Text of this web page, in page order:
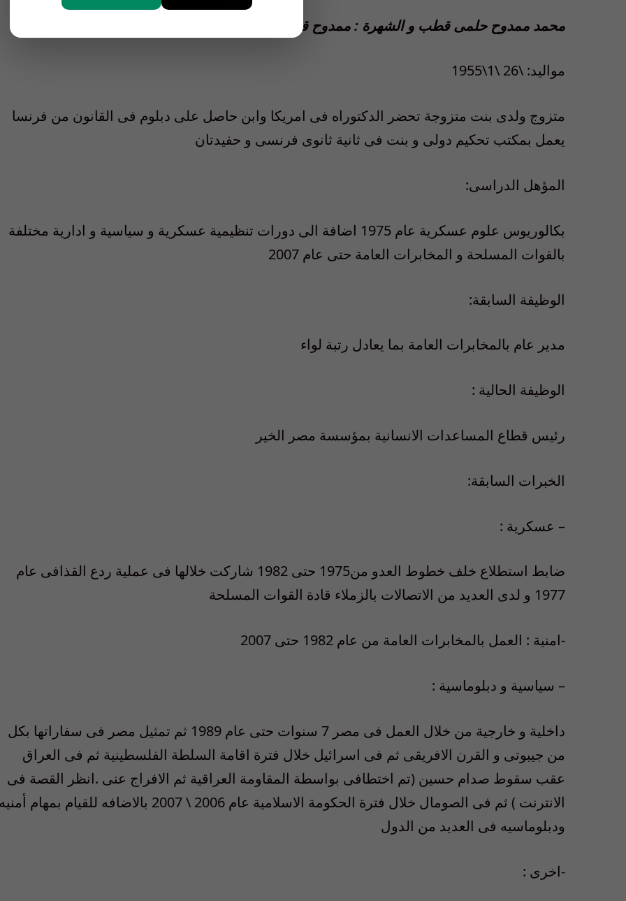
محمد ممدوح حلمى قطب و الشهرة : ممدوح قطب
مواليد: \26 \1\1955
متزوج ولدى بنت متزوجة تحضر الدكتوراه فى امريكا وابن حاصل على دبلوم فى القانون من فرنسا
يعمل بمكتب تحكيم دولى و بنت فى ثانية ثانوى فرنسى و حفيدتان
المؤهل الدراسى:
بكالوريوس علوم عسكرية عام 1975 اضافة الى دورات تنظيمية عسكرية و سياسية و ادارية مختلفة
بالقوات المسلحة و المخابرات العامة حتى عام 2007
الوظيفة السابقة:
مدير عام بالمخابرات العامة بما يعادل رتبة لواء
الوظيفة الحالية :
رئيس قطاع المساعدات الانسانية بمؤسسة مصر الخير
الخبرات السابقة:
– عسكرية :
ضابط استطلاع خلف خطوط العدو من1975 حتى 1982 شاركت خلالها فى عملية ردع القذافى عام
1977 و لدى العديد من الاتصالات بالزملاء قادة القوات المسلحة
-امنية : العمل بالمخابرات العامة من عام 1982 حتى 2007
– سياسية و دبلوماسية :
داخلية و خارجية من خلال العمل فى مصر 7 سنوات حتى عام 1989 ثم تمثيل مصر فى سفاراتها بكل
من جيبوتى و القرن الافريقى ثم فى اسرائيل خلال فترة اقامة السلطة الفلسطينية ثم فى العراق
عقب سقوط صدام حسين (تم اختطافى بواسطة المقاومة العراقية ثم الافراج عنى .انظر القصة فى
الانترنت ) ثم فى الصومال خلال فترة الحكومة الاسلامية عام 2006 \ 2007 بالاضافه للقيام بمهام أمنيه
ودبلوماسيه فى العديد من الدول
-اخرى :